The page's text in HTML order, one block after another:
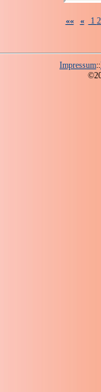
«« « 1
Impressum::